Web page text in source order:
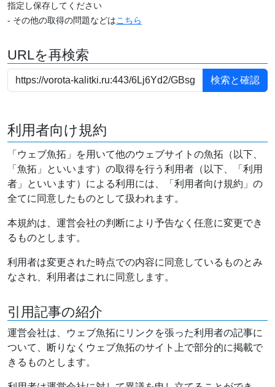
指定し保存してください
- その他の取得の問題などはこちら
URLを再検索
利用者向け規約
「ウェブ魚拓」を用いて他のウェブサイトの魚拓（以下、
「魚拓」といいます）の取得を行う利用者（以下、「利用
者」といいます）による利用には、「利用者向け規約」の
全てに同意したものとして扱われます。
本規約は、運営会社の判断により予告なく任意に変更でき
るものとします。
利用者は変更された時点での内容に同意しているものとみ
なされ、利用者はこれに同意します。
引用記事の紹介
運営会社は、ウェブ魚拓にリンクを張った利用者の記事に
ついて、断りなくウェブ魚拓のサイト上で部分的に掲載で
きるものとします。